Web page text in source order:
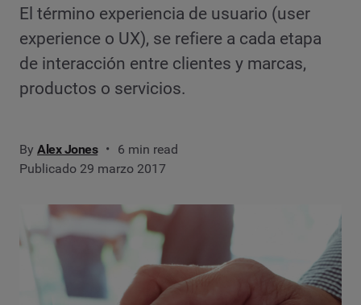
El término experiencia de usuario (user
experience o UX), se refiere a cada etapa
de interacción entre clientes y marcas,
productos o servicios.
By Alex Jones
6 min read
Publicado 29 marzo 2017